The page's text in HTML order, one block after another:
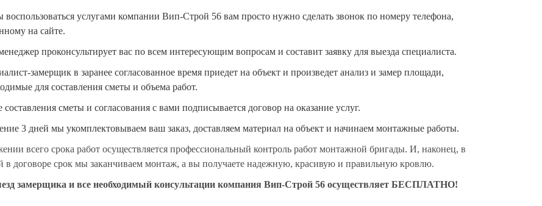
воспользоваться услугами компании Вип-Строй 56 вам просто нужно сделать звонок по номеру телефона,
на сайте.
проконсультирует вас по всем интересующим вопросам и составит заявку для выезда специалиста.
замерщик в заранее согласованное время приедет на объект и произведет анализ и замер площади,
для составления сметы и объема работ.
составления сметы и согласования с вами подписывается договор на оказание услуг.
3 дней мы укомплектовываем ваш заказ, доставляем материал на объект и начинаем монтажные работы.
всего срока работ осуществляется профессиональный контроль работ монтажной бригады. И, наконец, в
в договоре срок мы заканчиваем монтаж, а вы получаете надежную, красивую и правильную кровлю.
замерщика и все необходимый консультации компания Вип-Строй 56 осуществляет БЕСПЛАТНО!